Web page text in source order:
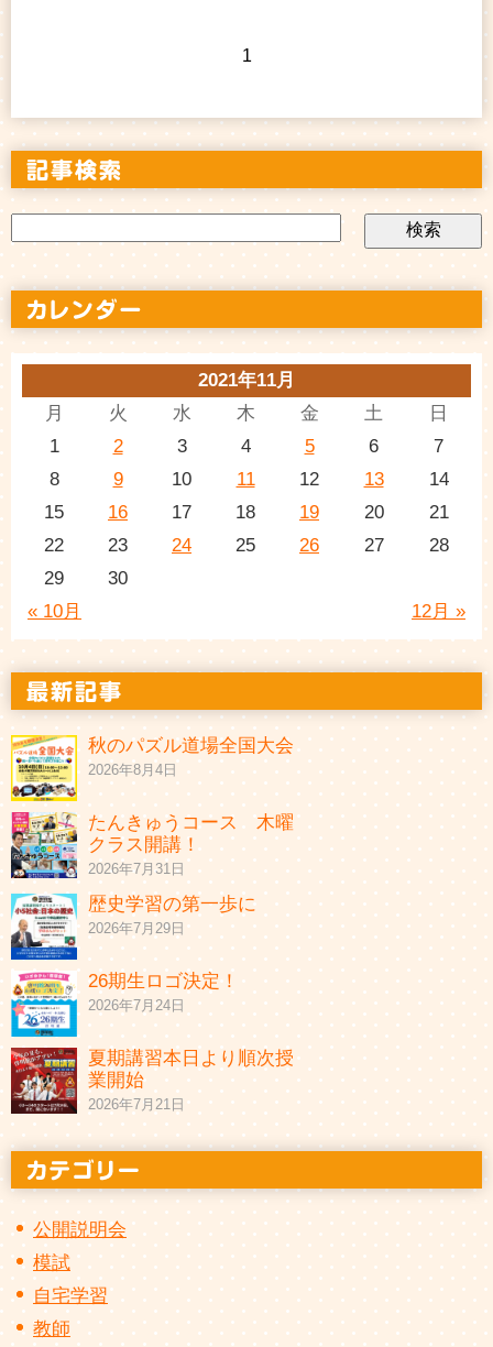
1
2021年11月
月
火 水 木 金 土 日
« 10月 12月 »
1 2 3 4 5 6
7
8
9 10 11 12 13
14
15
16 17 18 19 20
21
22
23 24 25 26 27
28
29
30
秋のパズル道場全国大会
2026年8月4日
たんきゅうコース 木曜
クラス開講！
2026年7月31日
歴史学習の第一歩に
2026年7月29日
26期生ロゴ決定！
2026年7月24日
夏期講習本日より順次授
業開始
2026年7月21日
公開説明会
模試
自宅学習
教師